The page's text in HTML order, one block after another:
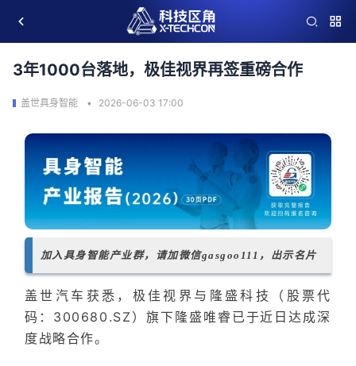
3年1000台落地，极佳视界再签重磅合作
盖世具身智能 2026-06-03 17:00
加入具身智能产业群，请加微信gasgoo111，出示名片
盖世汽车获悉，极佳视界与隆盛科技（股票代
码：300680.SZ）旗下隆盛唯睿已于近日达成深
度战略合作。